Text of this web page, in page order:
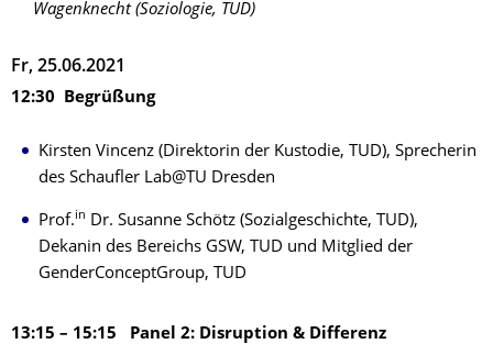
Wagenknecht (Soziologie, TUD)
Fr, 25.06.2021
12:30 Begrüßung
Kirsten Vincenz (Direktorin der Kustodie, TUD), Sprecherin
des Schaufler Lab@TU Dresden
Prof.in
Dr. Susanne Schötz (Sozialgeschichte, TUD),
Dekanin des Bereichs GSW, TUD und Mitglied der
GenderConceptGroup, TUD
13:15 – 15:15 Panel 2: Disruption & Differenz